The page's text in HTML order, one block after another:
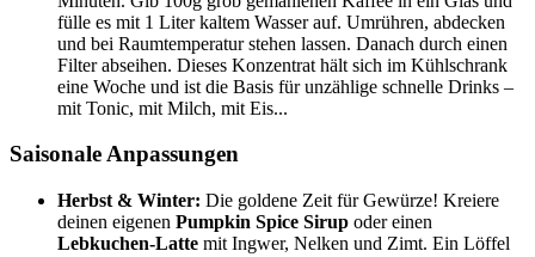
fülle es mit 1 Liter kaltem Wasser auf. Umrühren, abdecken
und bei Raumtemperatur stehen lassen. Danach durch einen
Filter abseihen. Dieses Konzentrat hält sich im Kühlschrank
eine Woche und ist die Basis für unzählige schnelle Drinks –
mit Tonic, mit Milch, mit Eis...
Saisonale Anpassungen
Herbst & Winter: Die goldene Zeit für Gewürze! Kreiere
deinen eigenen Pumpkin Spice Sirup oder einen
Lebkuchen-Latte mit Ingwer, Nelken und Zimt. Ein Löffel